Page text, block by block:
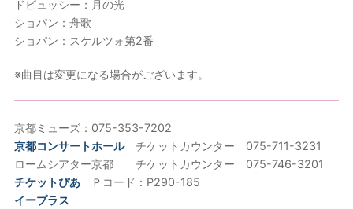
ドビュッシー：月の光
ショパン：舟歌
ショパン：スケルツォ第2番
※曲目は変更になる場合がございます。
京都ミューズ：075-353-7202
京都コンサートホールチケットカウンター 075-711-3231
ロームシアター京都 チケットカウンター 075-746-3201
チケットぴあ Ｐコード：P290-185
イープラス